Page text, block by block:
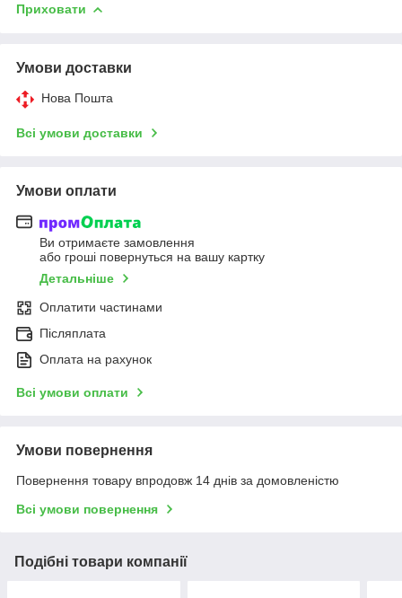
Приховати
Умови доставки
Нова Пошта
Всі умови доставки
Умови оплати
Ви отримаєте замовлення
або гроші повернуться на вашу картку
Детальніше
Оплатити частинами
Післяплата
Оплата на рахунок
Всі умови оплати
Умови повернення
Повернення товару впродовж 14 днів за домовленістю
Всі умови повернення
Подібні товари компанії